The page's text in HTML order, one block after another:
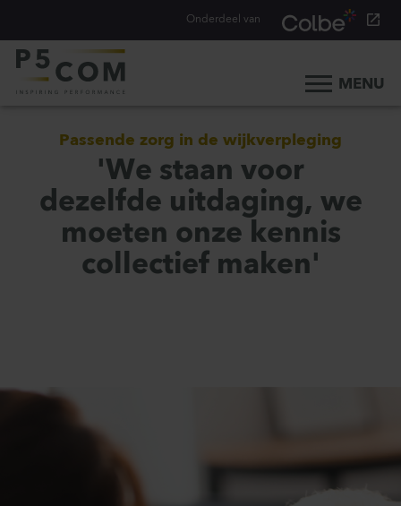
Onderdeel van
MENU
Onze mensen
Passende zorg in de wijkverpleging
'We staan voor
dezelfde uitdaging, we
moeten onze kennis
collectief maken'